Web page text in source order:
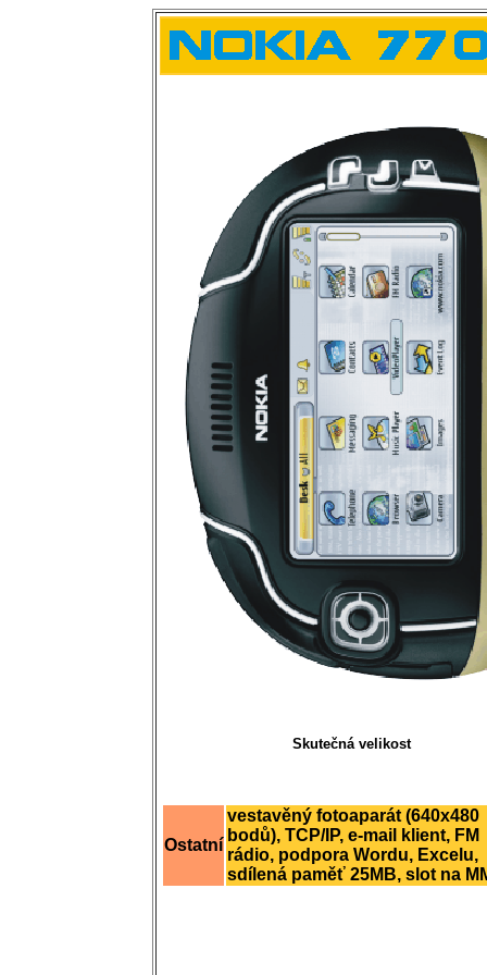
Skutečná velikost
Ostatní
vestavěný fotoaparát (640x480
bodů), TCP/IP, e-mail klient, FM
rádio, podpora Wordu, Excelu,
sdílená paměť 25MB, slot na